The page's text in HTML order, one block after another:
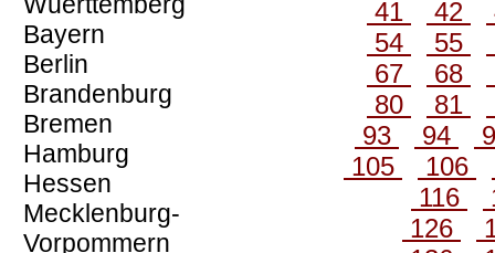
Bayern
Berlin
Brandenburg
Bremen
Hamburg
Hessen
Mecklenburg-
Vorpommern
41
42
54
55
67
68
80
81
93
94
105
106
116
126